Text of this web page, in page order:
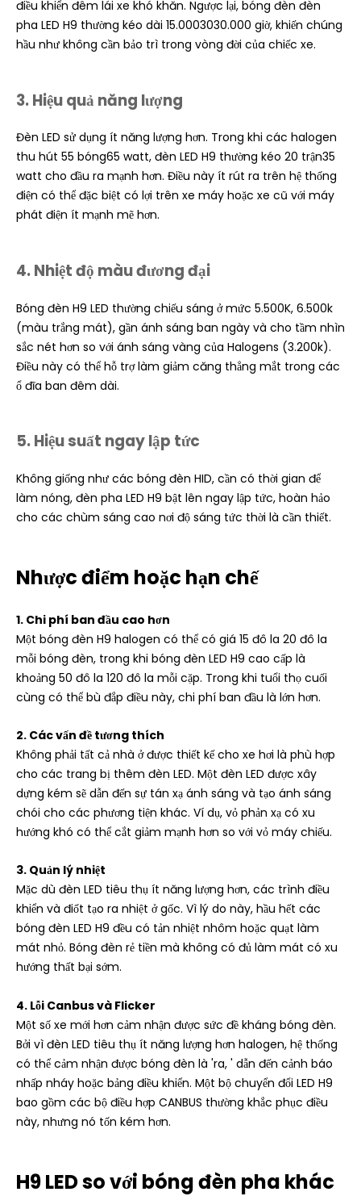
điều khiển đêm lái xe khó khăn. Ngược lại, bóng đèn đèn
pha LED H9 thường kéo dài 15.0003030.000 giờ, khiến chúng
hầu như không cần bảo trì trong vòng đời của chiếc xe.
3. Hiệu quả năng lượng
Đèn LED sử dụng ít năng lượng hơn. Trong khi các halogen
thu hút 55 bóng65 watt, đèn LED H9 thường kéo 20 trận35
watt cho đầu ra mạnh hơn. Điều này ít rút ra trên hệ thống
điện có thể đặc biệt có lợi trên xe máy hoặc xe cũ với máy
phát điện ít mạnh mẽ hơn.
4. Nhiệt độ màu đương đại
Bóng đèn H9 LED thường chiếu sáng ở mức 5.500K, 6.500k
(màu trắng mát), gần ánh sáng ban ngày và cho tầm nhìn
sắc nét hơn so với ánh sáng vàng của Halogens (3.200k).
Điều này có thể hỗ trợ làm giảm căng thẳng mắt trong các
ổ đĩa ban đêm dài.
5. Hiệu suất ngay lập tức
Không giống như các bóng đèn HID, cần có thời gian để
làm nóng, đèn pha LED H9 bật lên ngay lập tức, hoàn hảo
cho các chùm sáng cao nơi độ sáng tức thời là cần thiết.
Nhược điểm hoặc hạn chế
1. Chi phí ban đầu cao hơn
Một bóng đèn H9 halogen có thể có giá 15 đô la 20 đô la
mỗi bóng đèn, trong khi bóng đèn LED H9 cao cấp là
khoảng 50 đô la 120 đô la mỗi cặp. Trong khi tuổi thọ cuối
cùng có thể bù đắp điều này, chi phí ban đầu là lớn hơn.
2. Các vấn đề tương thích
Không phải tất cả nhà ở được thiết kế cho xe hơi là phù hợp
cho các trang bị thêm đèn LED. Một đèn LED được xây
dựng kém sẽ dẫn đến sự tán xạ ánh sáng và tạo ánh sáng
chói cho các phương tiện khác. Ví dụ, vỏ phản xạ có xu
hướng khó có thể cắt giảm mạnh hơn so với vỏ máy chiếu.
3. Quản lý nhiệt
Mặc dù đèn LED tiêu thụ ít năng lượng hơn, các trình điều
khiển và điốt tạo ra nhiệt ở gốc. Vì lý do này, hầu hết các
bóng đèn LED H9 đều có tản nhiệt nhôm hoặc quạt làm
mát nhỏ. Bóng đèn rẻ tiền mà không có đủ làm mát có xu
hướng thất bại sớm.
4. Lỗi Canbus và Flicker
Một số xe mới hơn cảm nhận được sức đề kháng bóng đèn.
Bởi vì đèn LED tiêu thụ ít năng lượng hơn halogen, hệ thống
có thể cảm nhận được bóng đèn là 'ra, ' dẫn đến cảnh báo
nhấp nháy hoặc bảng điều khiển. Một bộ chuyển đổi LED H9
bao gồm các bộ điều hợp CANBUS thường khắc phục điều
này, nhưng nó tốn kém hơn.
H9 LED so với bóng đèn pha khác